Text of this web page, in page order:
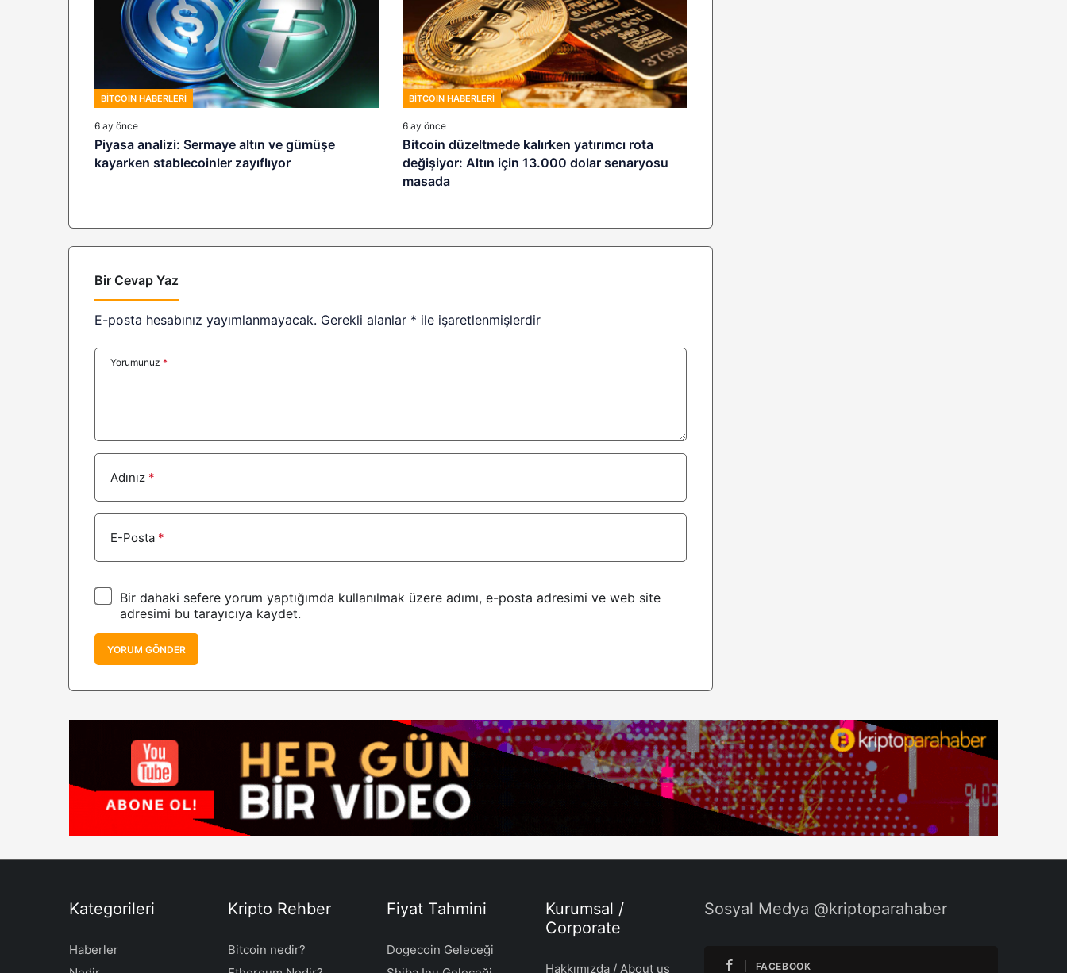
BITCOIN HABERLERI
6 ay önce
Piyasa analizi: Sermaye altın ve gümüşe
kayarken stablecoinler zayıflıyor
BITCOIN HABERLERI
6 ay önce
Bitcoin düzeltmede kalırken yatırımcı rota
değişiyor: Altın için 13.000 dolar senaryosu
masada
Bir Cevap Yaz
E-posta hesabınız yayımlanmayacak. Gerekli alanlar * ile işaretlenmişlerdir
Yorumunuz *
Adınız *
E-Posta *
Bir dahaki sefere yorum yaptığımda kullanılmak üzere adımı, e-posta adresimi ve web site
adresimi bu tarayıcıya kaydet.
YORUM GÖNDER
Kategorileri
Haberler
Kripto Rehber
Bitcoin nedir?
Fiyat Tahmini
Dogecoin Geleceği
Kurumsal /
Corporate
Hakkımızda / About us
Sosyal Medya @kriptoparahaber
FACEBOOK